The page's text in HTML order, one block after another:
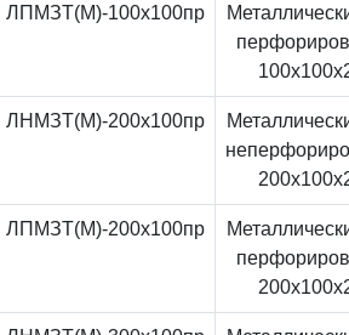
ЛПМЗТ(М)-100x100пр
ЛНМЗТ(М)-200x100пр
ЛПМЗТ(М)-200x100пр